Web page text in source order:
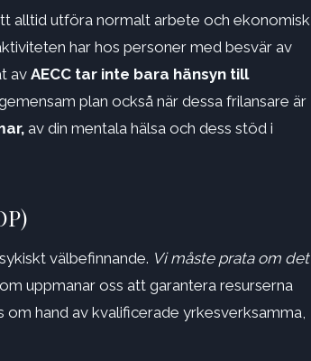
alltid utföra normalt arbete och ekonomisk
har hos personer med besvär av
av AECC tar inte bara hänsyn till
plan också när dessa frilansare är
av din mentala hälsa och dess stöd i
välbefinnande. Vi måste prata om det
uppmanar oss att garantera resurserna
hand av kvalificerade yrkesverksamma,